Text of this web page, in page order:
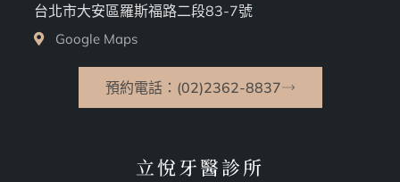
台北市大安區羅斯福路二段83-7號
Google Maps
預約電話：(02)2362-8837
立悅牙醫診所